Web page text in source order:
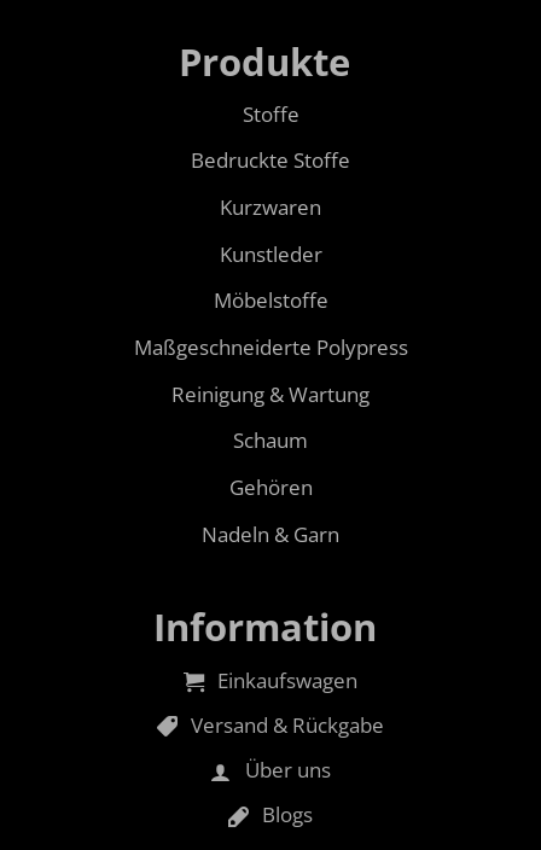
Produkte
Stoffe
Bedruckte Stoffe
Kurzwaren
Kunstleder
Möbelstoffe
Maßgeschneiderte Polypress
Reinigung & Wartung
Schaum
Gehören
Nadeln & Garn
Information
Einkaufswagen
Versand & Rückgabe
Über uns
Blogs